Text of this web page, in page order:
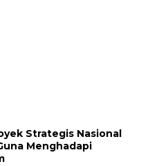
Strategis Nasional
Menghadapi